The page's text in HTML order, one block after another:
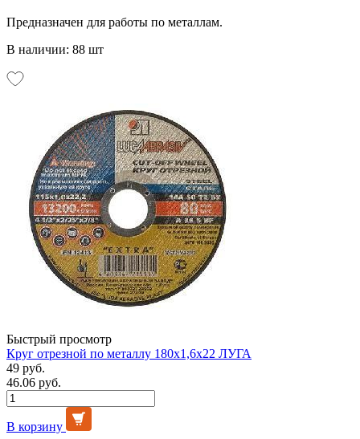
Предназначен для работы по металлам.
В наличии: 88 шт
Быстрый просмотр
Круг отрезной по металлу 180х1,6х22 ЛУГА
49 руб.
46.06 руб.
В корзину